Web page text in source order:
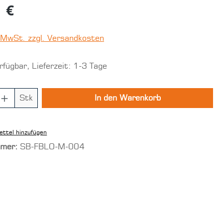
€
zzgl. Versandkosten
Lieferzeit: 1-3 Tage
Anzahl: Gib den gewünschten Wert
Stk In den Warenkorb
hinzufügen
SB-FBLO-M-004